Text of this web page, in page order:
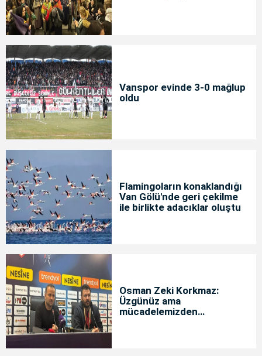
Vanspor evinde 3-0 mağlup
oldu
Flamingoların konaklandığı
Van Gölü'nde geri çekilme
ile birlikte adacıklar oluştu
Osman Zeki Korkmaz:
Üzgünüz ama
mücadelemizden